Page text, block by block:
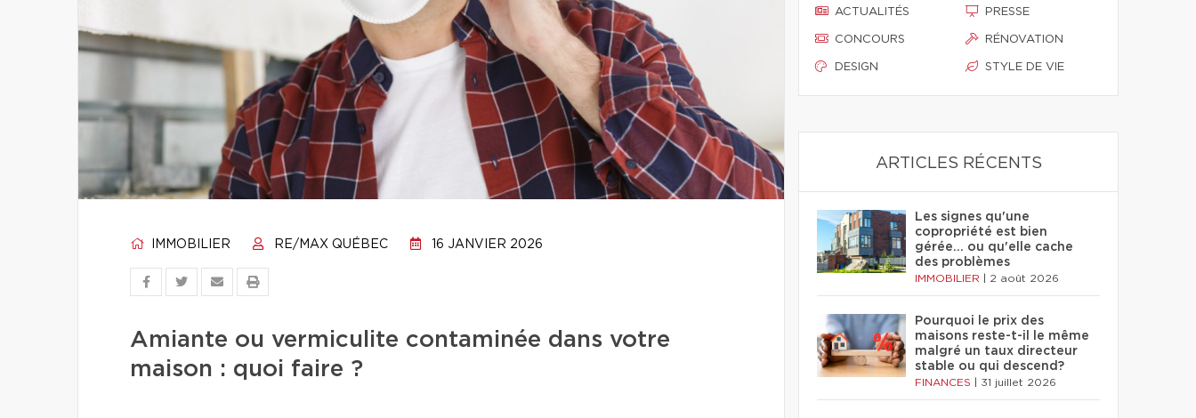
IMMOBILIER RE/MAX QUÉBEC 16 JANVIER 2026
Amiante ou vermiculite contaminée dans votre
maison : quoi faire ?
ACTUALITÉS
CONCOURS
DESIGN
PRESSE
RÉNOVATION
STYLE DE VIE
ARTICLES RÉCENTS
Les signes qu'une
copropriété est bien
gérée… ou qu'elle cache
des problèmes
IMMOBILIER 2 août 2026
Pourquoi le prix des
maisons reste-t-il le même
malgré un taux directeur
stable ou qui descend?
FINANCES 31 juillet 2026